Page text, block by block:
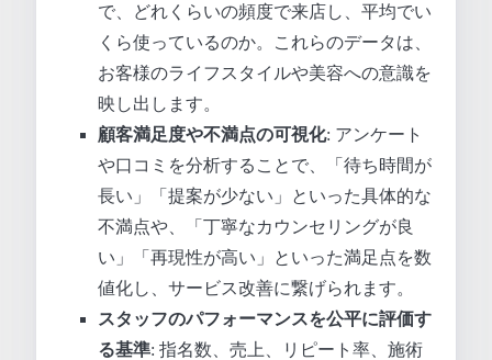
で、どれくらいの頻度で来店し、平均でい
くら使っているのか。これらのデータは、
お客様のライフスタイルや美容への意識を
映し出します。
顧客満足度や不満点の可視化: アンケート
や口コミを分析することで、「待ち時間が
長い」「提案が少ない」といった具体的な
不満点や、「丁寧なカウンセリングが良
い」「再現性が高い」といった満足点を数
値化し、サービス改善に繋げられます。
スタッフのパフォーマンスを公平に評価す
る基準: 指名数、売上、リピート率、施術